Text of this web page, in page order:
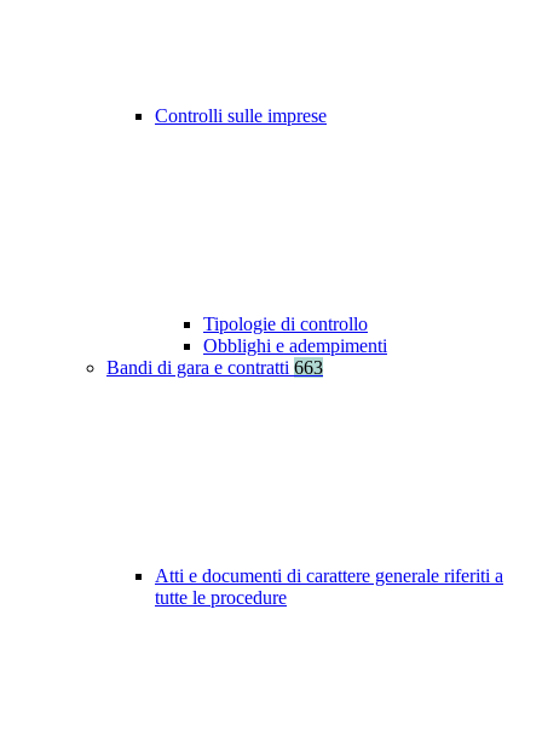
Controlli sulle imprese
Tipologie di controllo
Obblighi e adempimenti
Bandi di gara e contratti 663
Atti e documenti di carattere generale riferiti a
tutte le procedure